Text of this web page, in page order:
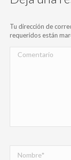
Tu dirección de
requeridos están
Comentario